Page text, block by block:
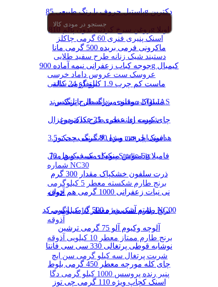
اسنک پنیری فنری 60 گرمی چاکلز
دستبند شیک زنانه طرح سفید طلایی
عروسک ست عروس داماد خرسی
ارتفاع 24 سانتی
دستبند مردانه طرح پلنگ برند LOLIAS
شورت زنانه نخی طرح کاکتوس
مبدل لایتنینگ به جک 3.5 mm هدفون اپل
پنکیک مک فیکس مدل Studio Fix
شماره NC30
برنج طارم شکسته معطر 5 کیلوگرمی
آذوقه
برنج طارم شکسته معطر 10 کیلوگرمی
آذوقه
برنج طارم ممتاز معطر 10 کیلویی آذوقه
شربت پرتغال سه کیلو گرمی سن ایچ
پنیر رنده پروسس 1000 کیلو گرمی دگا
پاستیل حروف با رنگ طبیعی 85g دکتربن
روغن سرخ کردنی بدون پالم 810g اویلا
ماکرونی فرمی بریده 500 گرمی مانا
جوجه کباب زعفرانی نیمه آماده 900g کیمبال
ماست کم چرب 1.9 کیلو گرمی کاله
مسواک دوقلوی بزرگسال پاتریکس
چای کیسه ای عطری 25 عددی دوغزال
اسنک چرخی ویژه 80 گرمی چی توز
دمنوش میوه ای سیب و هل 70g فامیلا
ذرت سلفون خشکپاک مقدار 300 گرم
نی نبات زعفرانی 1000 گرمی هم خوان
رشته آشی ویژه 500 گرمی انسی کد NC00
آلوچه وکیوم آلو 75 گرمی ترشین
نوشابه قوطی پرتغالی 330 سی سی فانتا
چای کله مورچه معطر 450 گرمی بلوط
اسنک کچاپ ویژه 110 گرمی چی توز